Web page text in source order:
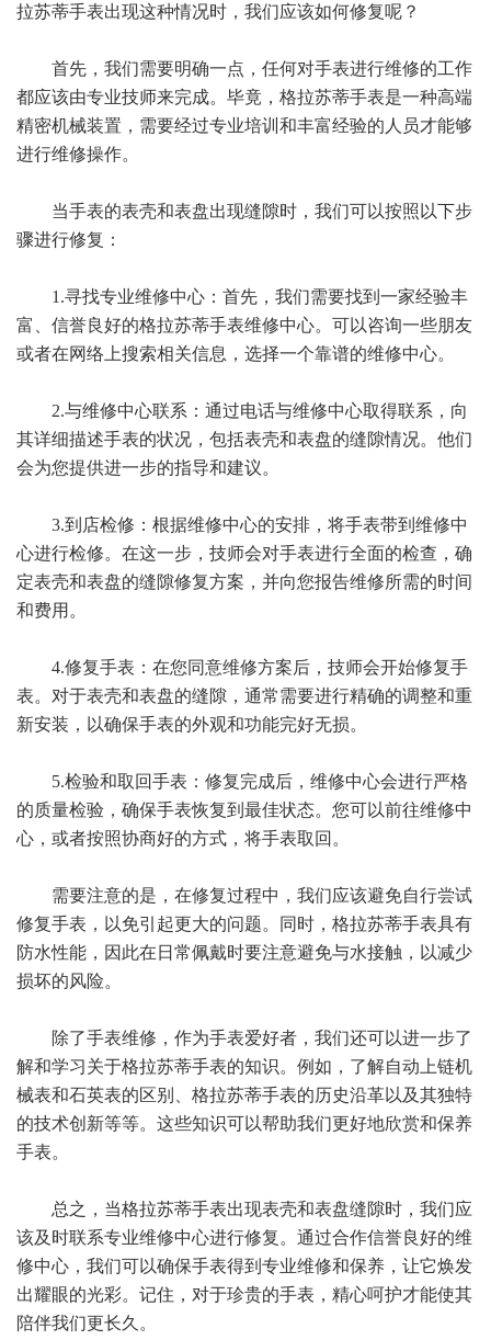
拉苏蒂手表出现这种情况时，我们应该如何修复呢？
首先，我们需要明确一点，任何对手表进行维修的工作
都应该由专业技师来完成。毕竟，格拉苏蒂手表是一种高端
精密机械装置，需要经过专业培训和丰富经验的人员才能够
进行维修操作。
当手表的表壳和表盘出现缝隙时，我们可以按照以下步
骤进行修复：
1.寻找专业维修中心：首先，我们需要找到一家经验丰
富、信誉良好的格拉苏蒂手表维修中心。可以咨询一些朋友
或者在网络上搜索相关信息，选择一个靠谱的维修中心。
2.与维修中心联系：通过电话与维修中心取得联系，向
其详细描述手表的状况，包括表壳和表盘的缝隙情况。他们
会为您提供进一步的指导和建议。
3.到店检修：根据维修中心的安排，将手表带到维修中
心进行检修。在这一步，技师会对手表进行全面的检查，确
定表壳和表盘的缝隙修复方案，并向您报告维修所需的时间
和费用。
4.修复手表：在您同意维修方案后，技师会开始修复手
表。对于表壳和表盘的缝隙，通常需要进行精确的调整和重
新安装，以确保手表的外观和功能完好无损。
5.检验和取回手表：修复完成后，维修中心会进行严格
的质量检验，确保手表恢复到最佳状态。您可以前往维修中
心，或者按照协商好的方式，将手表取回。
需要注意的是，在修复过程中，我们应该避免自行尝试
修复手表，以免引起更大的问题。同时，格拉苏蒂手表具有
防水性能，因此在日常佩戴时要注意避免与水接触，以减少
损坏的风险。
除了手表维修，作为手表爱好者，我们还可以进一步了
解和学习关于格拉苏蒂手表的知识。例如，了解自动上链机
械表和石英表的区别、格拉苏蒂手表的历史沿革以及其独特
的技术创新等等。这些知识可以帮助我们更好地欣赏和保养
手表。
总之，当格拉苏蒂手表出现表壳和表盘缝隙时，我们应
该及时联系专业维修中心进行修复。通过合作信誉良好的维
修中心，我们可以确保手表得到专业维修和保养，让它焕发
出耀眼的光彩。记住，对于珍贵的手表，精心呵护才能使其
陪伴我们更长久。